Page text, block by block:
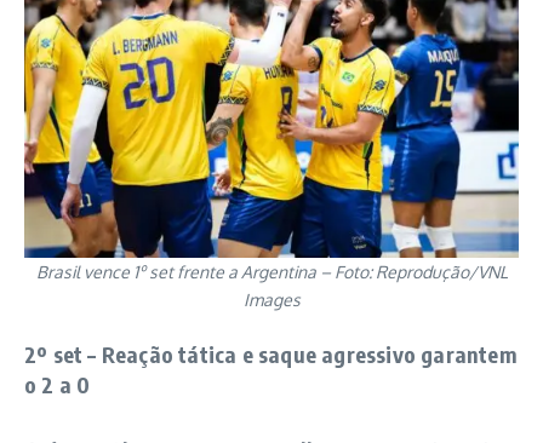
Brasil vence 1º set frente a Argentina – Foto: Reprodução/VNL
Images
2º set – Reação tática e saque agressivo garantem
o 2 a 0